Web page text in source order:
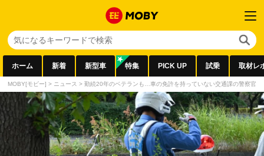
ホーム 新着 新型車 特集 PICK UP 試乗 取材レ
MOBY[モビー] > ニュース > 勤続20年のベテランも…車の免許を持っていない交通課の警察官は